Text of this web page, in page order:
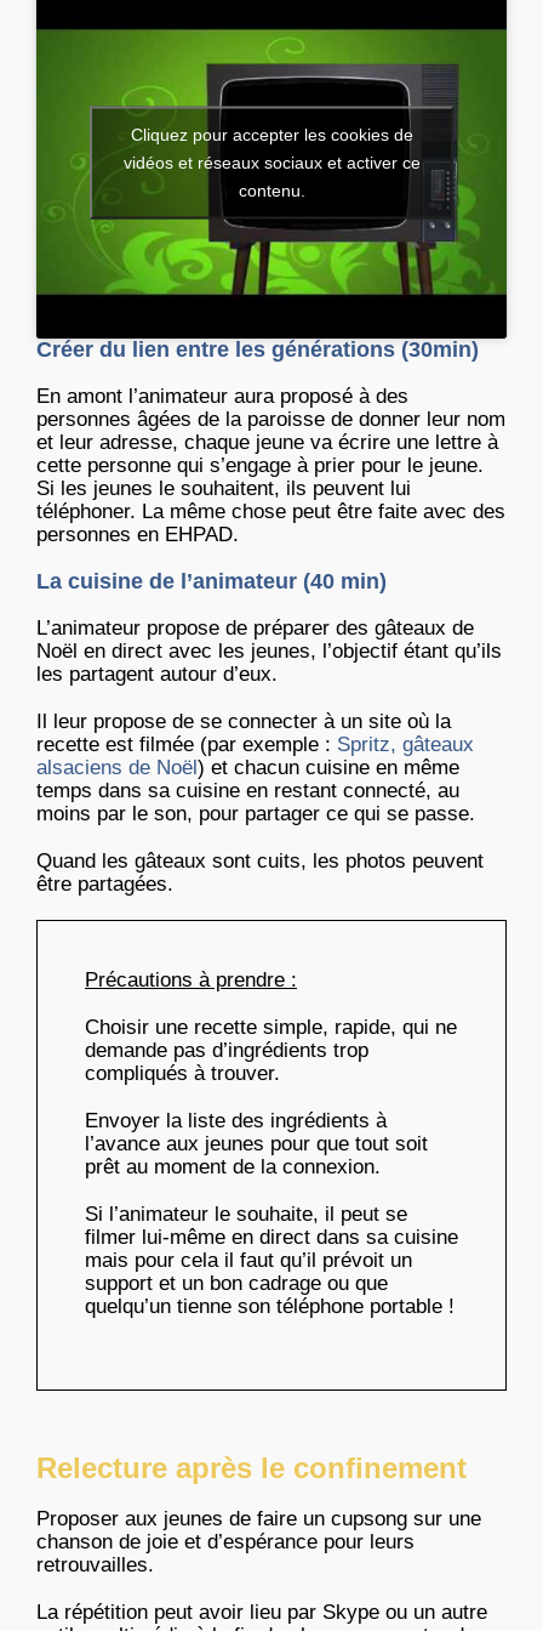
Cliquez pour accepter les cookies de
vidéos et réseaux sociaux et activer ce
contenu.
Créer du lien entre les générations (30min)
En amont l’animateur aura proposé à des
personnes âgées de la paroisse de donner leur nom
et leur adresse, chaque jeune va écrire une lettre à
cette personne qui s’engage à prier pour le jeune.
Si les jeunes le souhaitent, ils peuvent lui
téléphoner. La même chose peut être faite avec des
personnes en EHPAD.
La cuisine de l’animateur (40 min)
L’animateur propose de préparer des gâteaux de
Noël en direct avec les jeunes, l’objectif étant qu’ils
les partagent autour d’eux.
Il leur propose de se connecter à un site où la
recette est filmée (par exemple : Spritz, gâteaux
alsaciens de Noël ) et chacun cuisine en même
temps dans sa cuisine en restant connecté, au
moins par le son, pour partager ce qui se passe.
Quand les gâteaux sont cuits, les photos peuvent
être partagées.
Précautions à prendre :
Choisir une recette simple, rapide, qui ne
demande pas d’ingrédients trop
compliqués à trouver.
Envoyer la liste des ingrédients à
l’avance aux jeunes pour que tout soit
prêt au moment de la connexion.
Si l’animateur le souhaite, il peut se
filmer lui-même en direct dans sa cuisine
mais pour cela il faut qu’il prévoit un
support et un bon cadrage ou que
quelqu’un tienne son téléphone portable !
Relecture après le confinement
Proposer aux jeunes de faire un cupsong sur une
chanson de joie et d’espérance pour leurs
retrouvailles.
La répétition peut avoir lieu par Skype ou un autre